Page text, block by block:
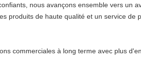
nous avançons ensemble vers un
produits de haute qualité et un service de
commerciales à long terme avec plus